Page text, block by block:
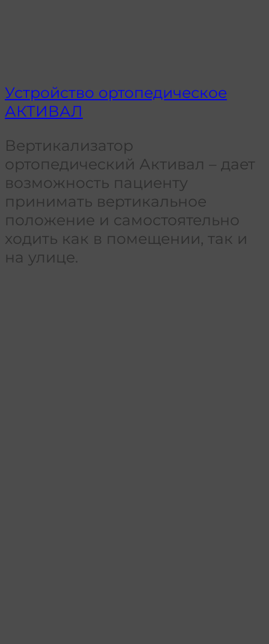
Устройство ортопедическое
АКТИВАЛ
Вертикализатор
ортопедический Активал – дает
возможность пациенту
принимать вертикальное
положение и самостоятельно
ходить как в помещении, так и
на улице.